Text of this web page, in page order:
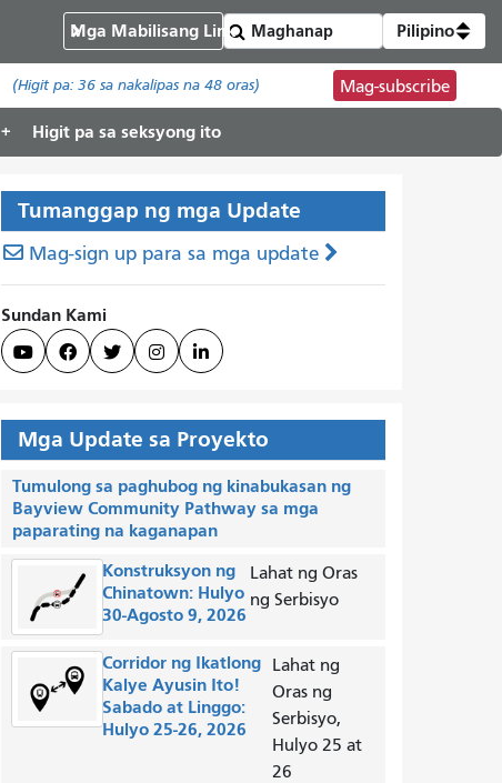
Mga Mabilisang Link Pilipino
(Higit pa: 36sa nakalipas na 48 oras) Mag-subscribe
Higit pa sa seksyong ito
Tumanggap ng mga Update
Mag-sign up para sa mga update
Sundan Kami
    
Mga Update sa Proyekto
Tumulong sa paghubog ng kinabukasan ng
Bayview Community Pathway sa mga
paparating na kaganapan
Konstruksyon ng
Chinatown: Hulyo
30-Agosto 9, 2026
Lahat ng Oras
ng Serbisyo
Corridor ng Ikatlong
Kalye Ayusin Ito!
Sabado at Linggo:
Hulyo 25-26, 2026
Lahat ng
Oras ng
Serbisyo,
Hulyo 25 at
26